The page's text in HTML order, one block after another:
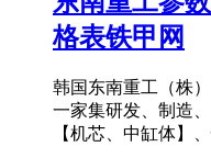
格表铁甲网
韩国东南重工（株
一家集研发、制造
【机芯、中缸体】